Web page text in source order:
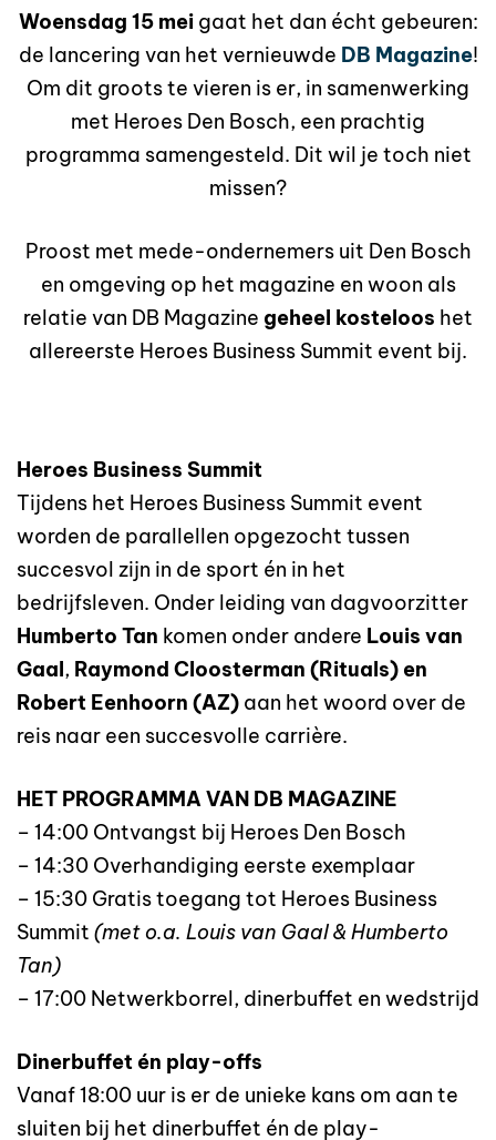
Woensdag 15 meigaat het dan écht gebeuren:
de lancering van het vernieuwde DB Magazine!
Om dit groots te vieren is er, in samenwerking
met Heroes Den Bosch, een prachtig
programma samengesteld. Dit wil je toch niet
missen?
Proost met mede-ondernemers uit Den Bosch
en omgeving op het magazine en woon als
relatie van DB Magazine geheel kosteloos het
allereerste Heroes Business Summit event bij.
Heroes Business Summit
Tijdens het Heroes Business Summit event
worden de parallellen opgezocht tussen
succesvol zijn in de sport én in het
bedrijfsleven. Onder leiding van dagvoorzitter
Humberto Tan komen onder andere Louis van
Gaal, Raymond Cloosterman (Rituals) en
Robert Eenhoorn (AZ) aan het woord over de
reis naar een succesvolle carrière.
HET PROGRAMMA VAN DB MAGAZINE
– 14:00 Ontvangst bij Heroes Den Bosch
– 14:30 Overhandiging eerste exemplaar
– 15:30 Gratis toegang tot Heroes Business
Summit (met o.a. Louis van Gaal & Humberto
Tan)
– 17:00 Netwerkborrel, dinerbuffet en wedstrijd
Dinerbuffet én play-offs
Vanaf 18:00 uur is er de unieke kans om aan te
sluiten bij het dinerbuffet én de play-